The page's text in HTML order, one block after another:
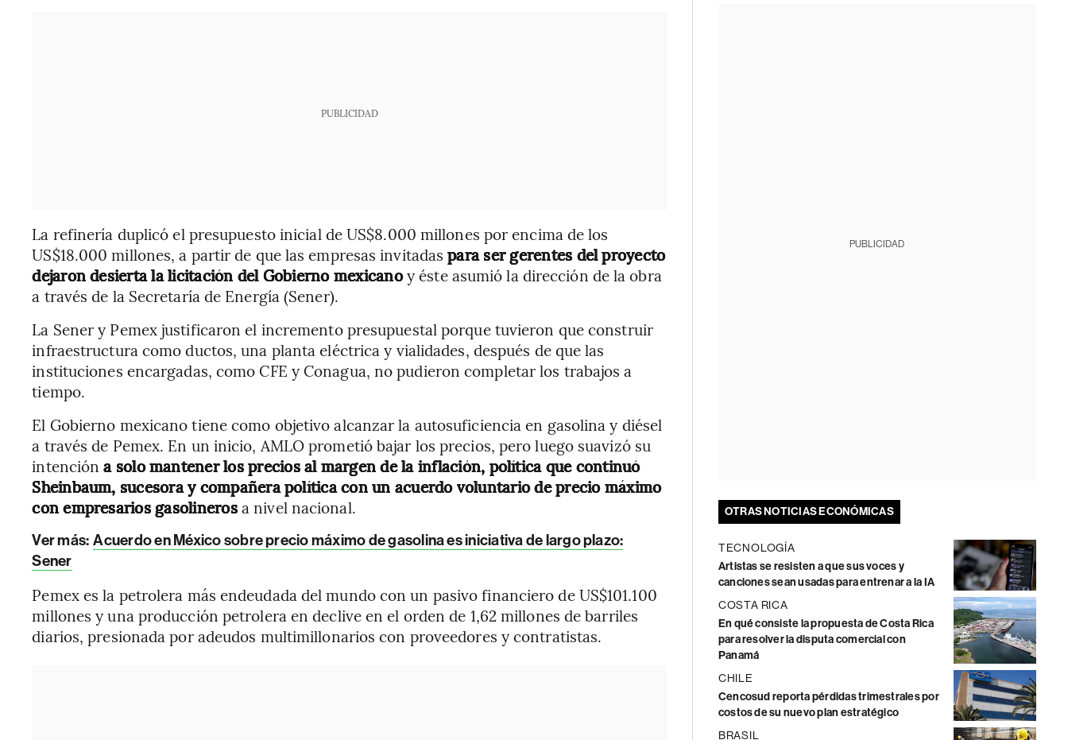
PUBLICIDAD
La refinería duplicó el presupuesto inicial de US$8.000 millones por encima de los
US$18.000 millones, a partir de que las empresas invitadaspara ser gerentes del proyecto
dejaron desierta la licitación del Gobierno mexicanoy éste asumió la dirección de la obra
a través de la Secretaría de Energía (Sener).
La Sener y Pemex justificaron el incremento presupuestal porque tuvieron que construir
infraestructura como ductos, una planta eléctrica y vialidades, después de que las
instituciones encargadas, como CFE y Conagua, no pudieron completar los trabajos a
tiempo.
El Gobierno mexicano tiene como objetivo alcanzar la autosuficiencia en gasolina y diésel
a través de Pemex. En un inicio, AMLO prometió bajar los precios, pero luego suavizó su
intencióna solo mantener los precios al margen de la inflación, política que continuó
Sheinbaum, sucesora y compañera política con un acuerdo voluntario de precio máximo
con empresarios gasolinerosa nivel nacional.
Ver más: Acuerdo en México sobre precio máximo de gasolina es iniciativa de largo plazo:
Sener
Pemex es la petrolera más endeudada del mundo con un pasivo financiero de US$101.100
millones y una producción petrolera en declive en el orden de 1,62 millones de barriles
diarios, presionada por adeudos multimillonarios con proveedores y contratistas.
PUBLICIDAD
OTRAS NOTICIAS ECONÓMICAS
TECNOLOGÍA
Artistas se resisten a que sus voces y
canciones sean usadas para entrenar a la IA
COSTA RICA
En qué consiste la propuesta de Costa Rica
para resolver la disputa comercial con
Panamá
CHILE
Cencosud reporta pérdidas trimestrales por
costos de su nuevo plan estratégico
BRASIL